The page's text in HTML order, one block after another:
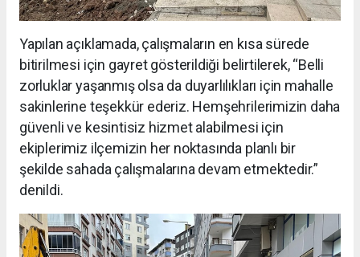
Yapılan açıklamada, çalışmaların en kısa sürede
bitirilmesi için gayret gösterildiği belirtilerek, “Belli
zorluklar yaşanmış olsa da duyarlılıkları için mahalle
sakinlerine teşekkür ederiz. Hemşehrilerimizin daha
güvenli ve kesintisiz hizmet alabilmesi için
ekiplerimiz ilçemizin her noktasında planlı bir
şekilde sahada çalışmalarına devam etmektedir.”
denildi.